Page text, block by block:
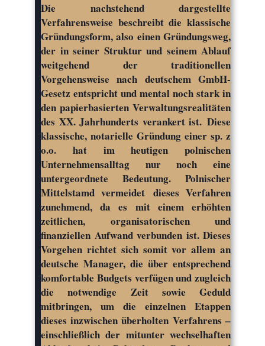
Die nachstehend dargestellte
Verfahrensweise beschreibt die klassische
Gründungsform, also einen Gründungsweg,
der in seiner Struktur und seinem Ablauf
weitgehend der traditionellen
Vorgehensweise nach deutschem GmbH-
Gesetz entspricht und mental noch stark in
den papierbasierten Verwaltungsrealitäten
des XX. Jahrhunderts verankert ist. Diese
klassische, notarielle Gründung einer sp. z
o.o. hat im heutigen polnischen
Unternehmensalltag nur noch eine
untergeordnete Bedeutung. Polnischer
Mittelstamd vermeidet dieses Verfahren
zunehmend, da es mit einem erhöhten
zeitlichen, organisatorischen und
finanziellen Aufwand verbunden ist. Dieses
Vorgehen richtet sich somit vor allem an
deutsche Manager, die über entsprechend
komfortable Budgets verfügen und zugleich
die notwendige Zeit sowie Geduld
mitbringen, um die einzelnen Etappen
dieses inzwischen überholten Verfahrens –
einschließlich der mitunter wechselhaften